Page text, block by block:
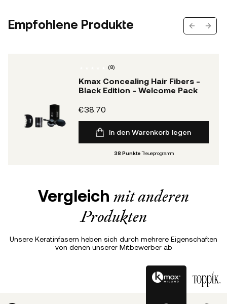
Empfohlene Produkte Previous
Next
(8)
Kmax Concealing Hair Fibers -
Black Edition - Welcome Pack
€38.70
In den Warenkorb legen
38 Punkte Treueprogramm
Vergleich mit anderen
Produkten
Unsere Keratinfasern heben sich durch mehrere Eigenschaften
von denen unserer Mitbewerber ab